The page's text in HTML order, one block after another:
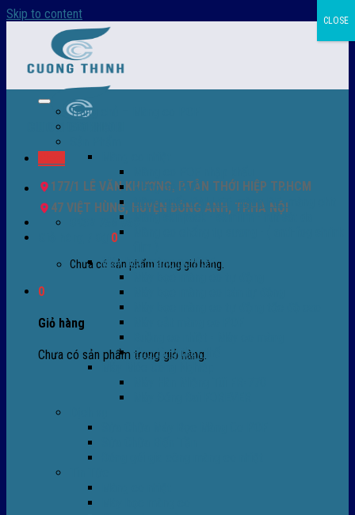
Skip to content
177/1 LÊ VĂN KHƯƠNG, P.TÂN THỚI HIỆP TP.HCM
47 VIỆT HÙNG, HUYỆN ĐÔNG ANH, TP.HÀ NỘI
0932 756 950
0
Chưa có sản phẩm trong giỏ hàng.
0
Giỏ hàng
Chưa có sản phẩm trong giỏ hàng.
Trang chủ – Màng co POF
Màng co PVC
Màng quấn PALLET- màng PE- màng chit
Màng skinpack - skinfilm - hút sát da
Máy bọc màng co POF
Phụ tùng thay thế
CLOSE